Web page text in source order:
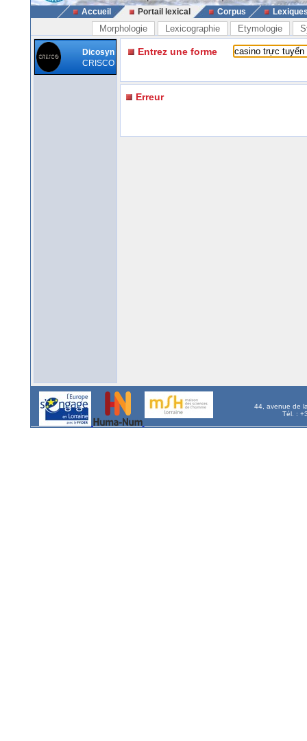
Accueil Portail lexical Corpus
Morphologie Lexicographie Etymologie
Dicosyn
CRISCO
Entrez une forme
Erreur
44, avenue de
Tél. :